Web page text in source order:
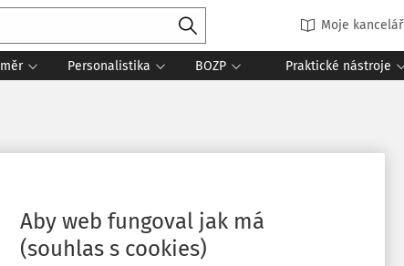
Moje kancelář
Personalistika BOZP Praktické nástroje
inspekcí práce
Aby web fungoval jak má
(souhlas s cookies)